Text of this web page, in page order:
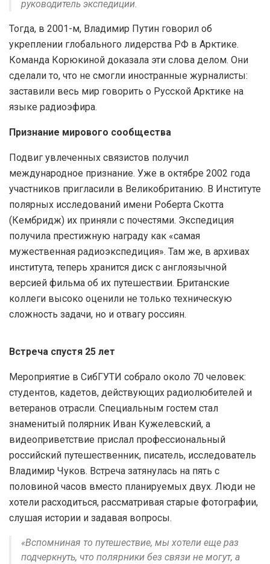
руководитель экспедиции.
Тогда, в 2001-м, Владимир Путин говорил об
укреплении глобального лидерства РФ в Арктике.
Команда Корюкиной доказала эти слова делом. Они
сделали то, что не смогли иностранные журналисты:
заставили весь мир говорить о Русской Арктике на
языке радиоэфира.
Признание мирового сообщества
Подвиг увлеченных связистов получил
международное признание. Уже в октябре 2002 года
участников пригласили в Великобританию. В Институте
полярных исследований имени Роберта Скотта
(Кембридж) их приняли с почестями. Экспедиция
получила престижную награду как «самая
мужественная радиоэкспедиция». Там же, в архивах
института, теперь хранится диск с англоязычной
версией фильма об их путешествии. Британские
коллеги высоко оценили не только техническую
сложность задачи, но и отвагу россиян.
Встреча спустя 25 лет
Мероприятие в СибГУТИ собрало около 70 человек:
студентов, кадетов, действующих радиолюбителей и
ветеранов отрасли. Специальным гостем стал
знаменитый полярник Иван Кужелевский, а
видеоприветствие прислал профессиональный
российский путешественник, писатель, исследователь
Владимир Чуков. Встреча затянулась на пять с
половиной часов вместо планируемых двух. Люди не
хотели расходиться, рассматривая старые фотографии,
слушая истории и задавая вопросы.
«Вспомниная то путешествие, мы хотели еще раз
подчеркнуть, что полярники без связи не могут, а